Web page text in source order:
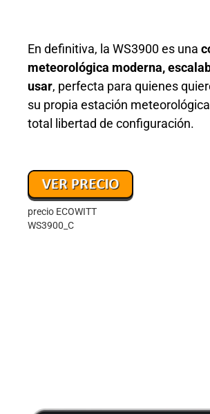
En definitiva, la WS3900 es una
meteorológica moderna,
usar, perfecta para quienes
su propia estación
total libertad de configuración.
precio ECOWITT
WS3900_C